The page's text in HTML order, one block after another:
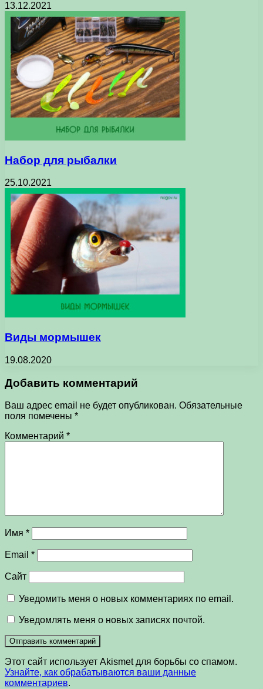
13.12.2021
Набор для рыбалки
25.10.2021
Виды мормышек
19.08.2020
Добавить комментарий
Ваш адрес email не будет опубликован. Обязательные
поля помечены *
Комментарий *
Имя *
Email *
Сайт
Уведомить меня о новых комментариях по email.
Уведомлять меня о новых записях почтой.
Этот сайт использует Akismet для борьбы со спамом.
Узнайте, как обрабатываются ваши данные
комментариев.